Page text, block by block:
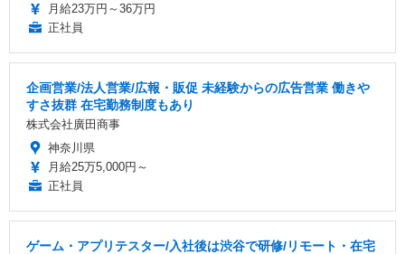
月給23万円～36万円
正社員
企画営業/法人営業/広報・販促 未経験からの広告営業 働きや
すさ抜群 在宅勤務制度もあり
株式会社廣田商事
神奈川県
月給25万5,000円～
正社員
ゲーム・アプリテスター/入社後は渋谷で研修/リモート・在宅